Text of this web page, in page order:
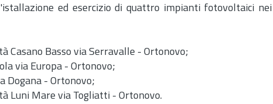
ed esercizio di quattro impianti fotovoltaici
Casano Basso via Serravalle - Ortonovo;
via Europa - Ortonovo;
Dogana - Ortonovo;
Luni Mare via Togliatti - Ortonovo.